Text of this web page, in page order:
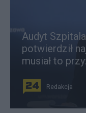
Audyt
potwierdził
musiał to
Redakcja